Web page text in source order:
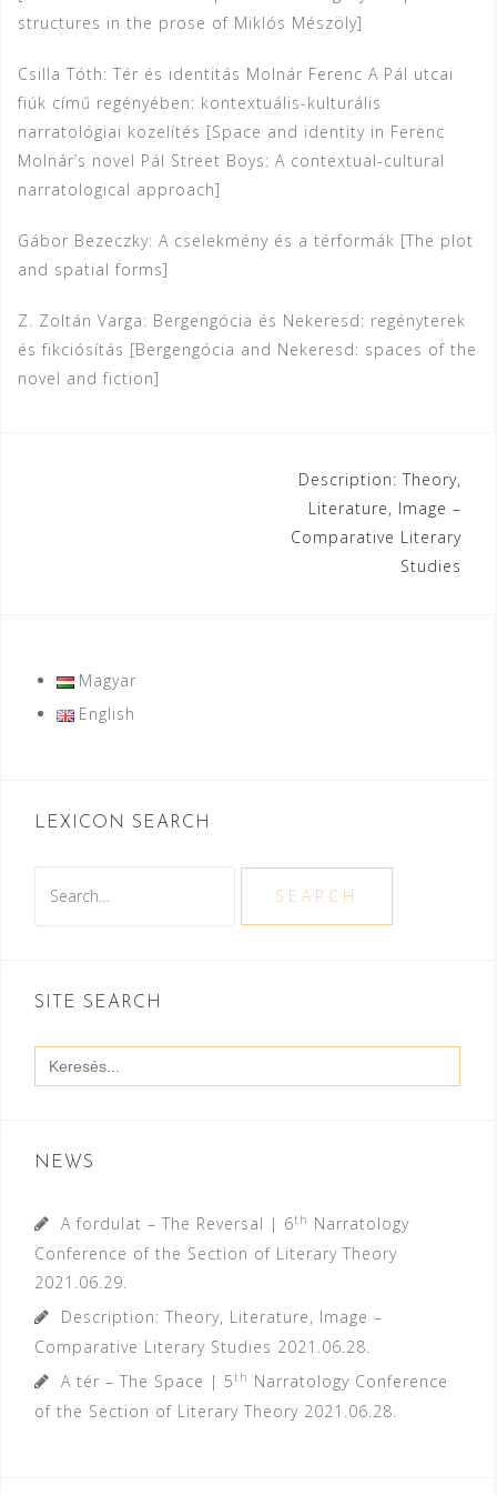
structures in the prose of Miklós Mészöly]
Csilla Tóth: Tér és identitás Molnár Ferenc A Pál utcai
fiúk című regényében: kontextuális-kulturális
narratológiai közelítés [Space and identity in Ferenc
Molnár’s novel Pál Street Boys: A contextual-cultural
narratological approach]
Gábor Bezeczky: A cselekmény és a térformák [The plot
and spatial forms]
Z. Zoltán Varga: Bergengócia és Nekeresd: regényterek
és fikciósítás [Bergengócia and Nekeresd: spaces of the
novel and fiction]
Description: Theory,
Literature, Image –
Comparative Literary
Studies
Magyar
English
LEXICON SEARCH
SEARCH
SITE SEARCH
Search
for:
NEWS
A fordulat – The Reversal | 6th Narratology
Conference of the Section of Literary Theory
2021.06.29.
Description: Theory, Literature, Image –
Comparative Literary Studies 2021.06.28.
A tér – The Space | 5th Narratology Conference
of the Section of Literary Theory 2021.06.28.